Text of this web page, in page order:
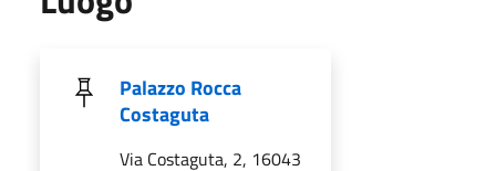
Palazzo Rocca
Costaguta
Via Costaguta, 2, 16043